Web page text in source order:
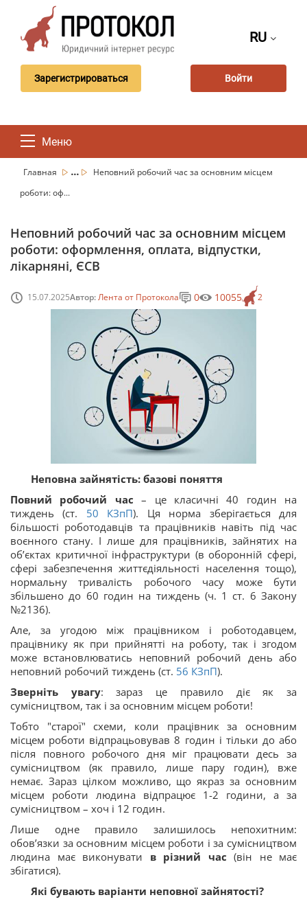
RU
Зарегистрироваться Войти
Меню
Главная ...
Неповний робочий час за основним місцем
роботи: оф...
Неповний робочий час за основним місцем
роботи: оформлення, оплата, відпустки,
лікарняні, ЄСВ
15.07.2025Автор:Лента от Протокола 2
0 10055
Неповна зайнятість: базові поняття
Повний робочий час – це класичні 40 годин на
тиждень (ст. 50 КЗпП). Ця норма зберігається для
більшості роботодавців та працівників навіть під час
воєнного стану. І лише для працівників, зайнятих на
об’єктах критичної інфраструктури (в оборонній сфері,
сфері забезпечення життєдіяльності населення тощо),
нормальну тривалість робочого часу може бути
збільшено до 60 годин на тиждень (ч. 1 ст. 6 Закону
№2136).
Але, за угодою між працівником і роботодавцем,
працівнику як при прийнятті на роботу, так і згодом
може встановлюватись неповний робочий день або
неповний робочий тиждень (ст. 56 КЗпП).
Зверніть увагу: зараз це правило діє як за
сумісництвом, так і за основним місцем роботи!
Тобто "старої" схеми, коли працівник за основним
місцем роботи відпрацьовував 8 годин і тільки до або
після повного робочого дня міг працювати десь за
сумісництвом (як правило, лише пару годин), вже
немає. Зараз цілком можливо, що якраз за основним
місцем роботи людина відпрацює 1-2 години, а за
сумісництвом – хоч і 12 годин.
Лише одне правило залишилось непохитним:
обов’язки за основним місцем роботи і за сумісництвом
людина має виконувати в різний час (він не має
збігатися).
Які бувають варіанти неповної зайнятості?